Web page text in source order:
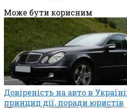
Може бути корисним
Довіреність на авто в
принцип дії, поради юристів